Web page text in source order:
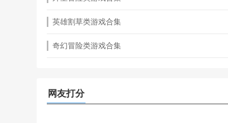
英雄割草类游戏合集
奇幻冒险类游戏合集
网友打分